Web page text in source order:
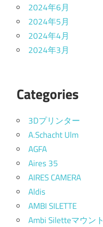
2024年6月
2024年5月
2024年4月
2024年3月
Categories
3Dプリンター
A.Schacht Ulm
AGFA
Aires 35
AIRES CAMERA
Aldis
AMBI SILETTE
Ambi Siletteマウント